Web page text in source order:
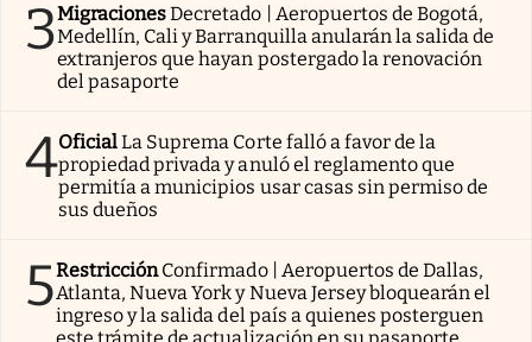
3MigracionesDecretado | Aeropuertos de Bogotá,
Medellín, Cali y Barranquilla anularán la salida de
extranjeros que hayan postergado la renovación
del pasaporte
4OficialLa Suprema Corte falló a favor de la
propiedad privada y anuló el reglamento que
permitía a municipios usar casas sin permiso de
sus dueños
5RestricciónConfirmado | Aeropuertos de Dallas,
Atlanta, Nueva York y Nueva Jersey bloquearán el
ingreso y la salida del país a quienes posterguen